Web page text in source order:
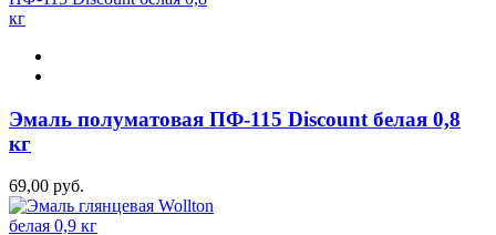
Эмаль полуматовая ПФ-115 Discount белая 0,8
кг
69,00 руб.